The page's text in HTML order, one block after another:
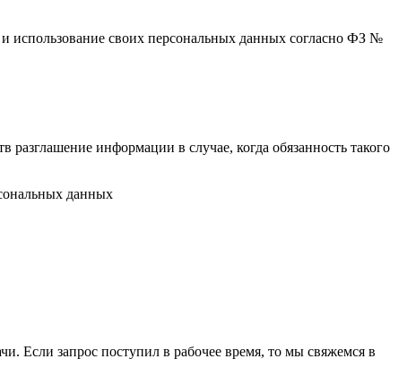
и использование своих персональных данных согласно ФЗ №
информации в случае, когда обязанность такого
данных
Если запрос поступил в рабочее время, то мы свяжемся в